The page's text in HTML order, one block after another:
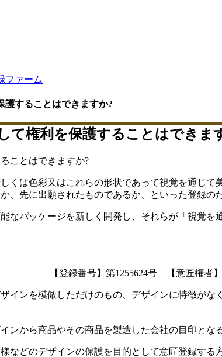
ファーム
護することはできますか?
て権利を保護することはできま
ことはできますか?
くは色彩又はこれらの形状であって視覚を通じ
、先に出願されたものであるか、といった登録
なパッケージを新しく開発し、それらが「視覚
【登録番号】第1255624号 【意匠権者
インを模倣しただけのもの、デザインに特徴が
ンから商品やその商品を製造した会社の目印とな
などのデザインの保護を目的として意匠登録す